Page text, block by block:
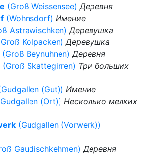
(Groß Weissensee)Деревня
(Wohnsdorf) Имение
Astrawischken)Деревушка
Kolpacken)Деревушка
(Groß Beynuhnen)Деревня
(Groß Skattegirren) Три больших
(Gut)) Имение
(Ort)) Несколько мелких
(Gudgallen (Vorwerk))
Gaudischkehmen)Деревня